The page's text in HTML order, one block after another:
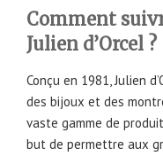
Comment
Julien d’Orcel ?
Conçu en 1981, Julien
des bijoux et des
vaste gamme de
but de permettre aux